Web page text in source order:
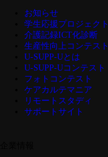
お知らせ
学生応援プロジェクト
介護記録ICT化診断
生産性向上コンテスト
U-SUPP-Uとは
U-SUPP-Uコンテスト
フォトコンテスト
ケアカルテマニア
リモートスタディ
サポートサイト